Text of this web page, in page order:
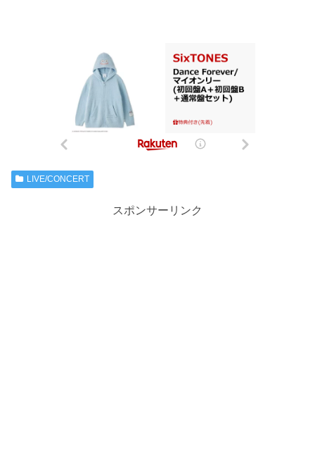
LIVE/CONCERT
スポンサーリンク